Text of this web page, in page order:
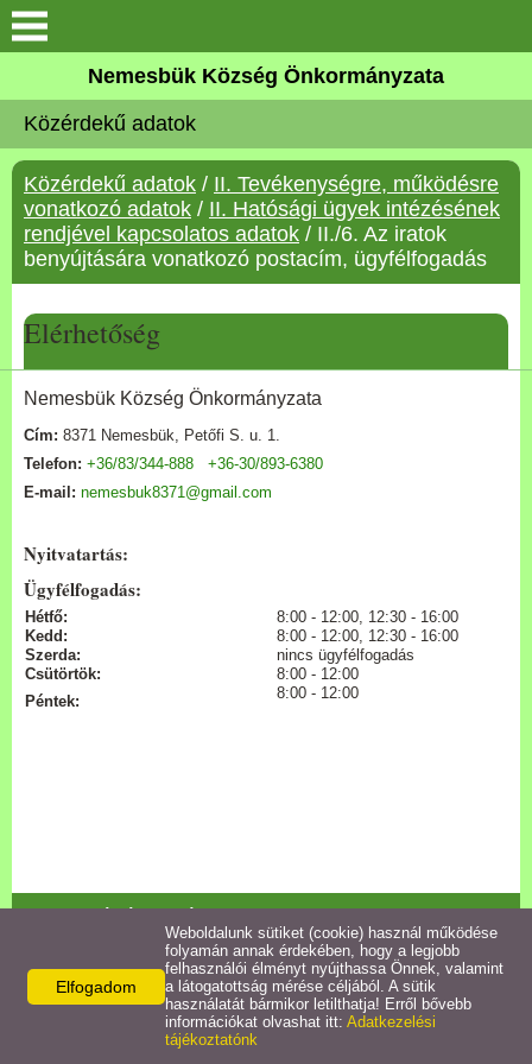
Keresés
Önkormányzat
Közös Önkormányzati
Hivatal
Zalaköveskút
Művelődési ház
Elérhetőség
MAGYAR FALU PROGRAM
Versenyképes Járások
Pályázatok
Közérdekű információk
Rendeletek,
Dokumentumok
Álláspályázat
Nemesbük Község Önkormányzata
Közérdekű adatok
Közérdekű adatok / II. Tevékenységre, működésre
vonatkozó adatok / II. Hatósági ügyek intézésének
rendjével kapcsolatos adatok / II./6. Az iratok
benyújtására vonatkozó postacím, ügyfélfogadás
Elérhetőség
Nemesbük Község Önkormányzata
Cím: 8371 Nemesbük, Petőfi S. u. 1.
Telefon: +36/83/344-888
+36-30/893-6380
E-mail: nemesbuk8371@gmail.com
Nyitvatartás:
Ügyfélfogadás:
Hétfő:
8:00 - 12:00, 12:30 - 16:00
Kedd:
8:00 - 12:00, 12:30 - 16:00
Szerda:
nincs ügyfélfogadás
Csütörtök:
8:00 - 12:00
Péntek:
8:00 - 12:00
3. Az Önkormányzat által nyújtott, az államházt...
Részletek
Elfogadom
Weboldalunk sütiket (cookie) használ működése
folyamán annak érdekében, hogy a legjobb
felhasználói élményt nyújthassa Önnek, valamint
a látogatottság mérése céljából. A sütik
használatát bármikor letilthatja! Erről bővebb
információkat olvashat itt: Adatkezelési
tájékoztatónk